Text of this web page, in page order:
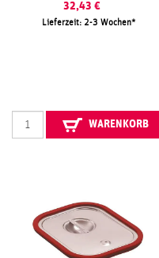
32,43 €
Lieferzeit: 2-3 Wochen
WARENKORB